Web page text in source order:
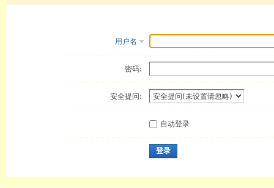
用户名
密码:
安全提问:
自动登录
登录